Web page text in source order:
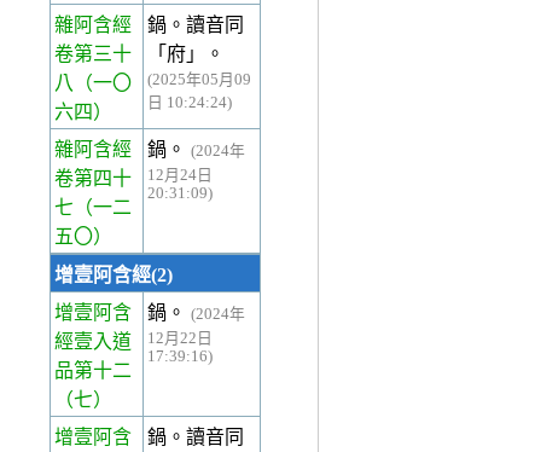
雜阿含經
卷第三十
八
（一〇
六四）
鍋。讀音同
「府」。
(2025年05月09
日 10:24:24)
雜阿含經
卷第四十
七 （一二
五〇）
鍋。
(2024年
12月24日
20:31:09)
增壹阿含經(2)
增壹阿含
經壹入道
品第十二
（七）
鍋。
(2024年
12月22日
17:39:16)
增壹阿含
鍋。讀音同